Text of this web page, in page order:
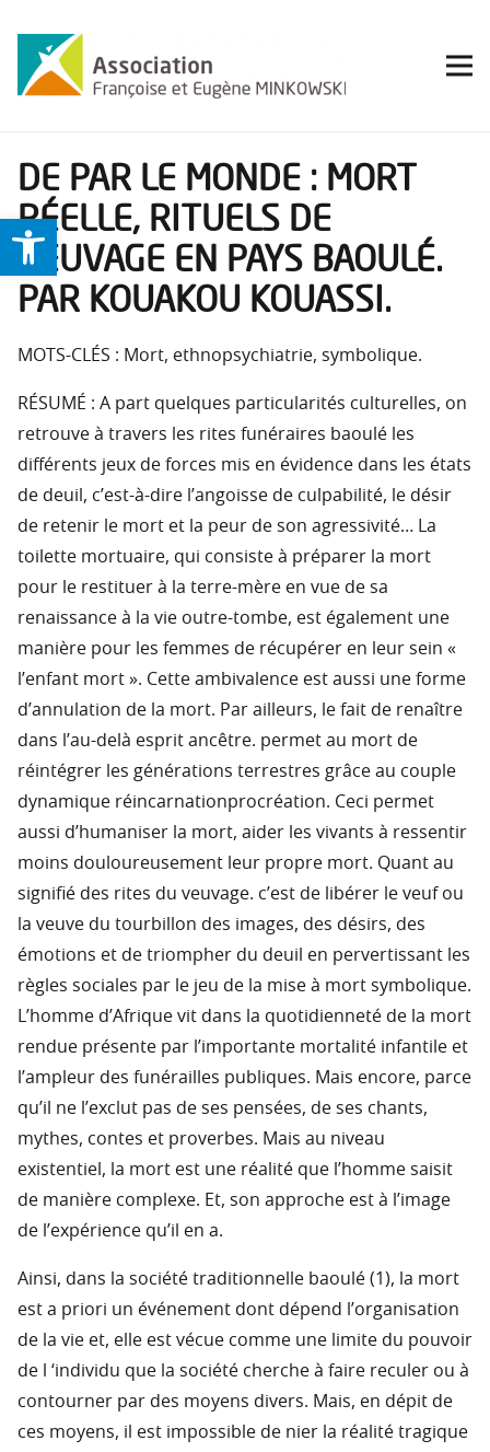
Ouvrir la barre d’outils
DE PAR LE MONDE : MORT
RÉELLE, RITUELS DE
VEUVAGE EN PAYS BAOULÉ.
PAR KOUAKOU KOUASSI.
MOTS-CLÉS : Mort, ethnopsychiatrie, symbolique.
RÉSUMÉ : A part quelques particularités culturelles, on
retrouve à travers les rites funéraires baoulé les
différents jeux de forces mis en évidence dans les états
de deuil, c’est-à-dire l’angoisse de culpabilité, le désir
de retenir le mort et la peur de son agressivité… La
toilette mortuaire, qui consiste à préparer la mort
pour le restituer à la terre-mère en vue de sa
renaissance à la vie outre-tombe, est également une
manière pour les femmes de récupérer en leur sein «
l’enfant mort ». Cette ambivalence est aussi une forme
d’annulation de la mort. Par ailleurs, le fait de renaître
dans l’au-delà esprit ancêtre. permet au mort de
réintégrer les générations terrestres grâce au couple
dynamique réincarnationprocréation. Ceci permet
aussi d’humaniser la mort, aider les vivants à ressentir
moins douloureusement leur propre mort. Quant au
signifié des rites du veuvage. c’est de libérer le veuf ou
la veuve du tourbillon des images, des désirs, des
émotions et de triompher du deuil en pervertissant les
règles sociales par le jeu de la mise à mort symbolique.
L’homme d’Afrique vit dans la quotidienneté de la mort
rendue présente par l’importante mortalité infantile et
l’ampleur des funérailles publiques. Mais encore, parce
qu’il ne l’exclut pas de ses pensées, de ses chants,
mythes, contes et proverbes. Mais au niveau
existentiel, la mort est une réalité que l’homme saisit
de manière complexe. Et, son approche est à l’image
de l’expérience qu’il en a.
Ainsi, dans la société traditionnelle baoulé (1), la mort
est a priori un événement dont dépend l’organisation
de la vie et, elle est vécue comme une limite du pouvoir
de l ‘individu que la société cherche à faire reculer ou à
contourner par des moyens divers. Mais, en dépit de
ces moyens, il est impossible de nier la réalité tragique